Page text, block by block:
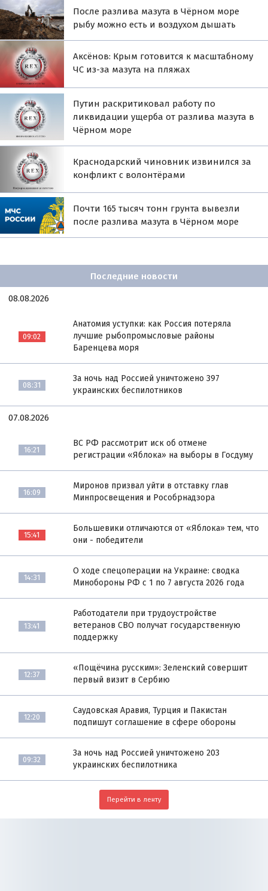
После разлива мазута в Чёрном море
рыбу можно есть и воздухом дышать
Аксёнов: Крым готовится к масштабному
ЧС из-за мазута на пляжах
Путин раскритиковал работу по
ликвидации ущерба от разлива мазута в
Чёрном море
Краснодарский чиновник извинился за
конфликт с волонтёрами
Почти 165 тысяч тонн грунта вывезли
после разлива мазута в Чёрном море
Последние новости
08.08.2026
09:02
Анатомия уступки: как Россия потеряла
лучшие рыбопромысловые районы
Баренцева моря
08:31
За ночь над Россией уничтожено 397
украинских беспилотников
07.08.2026
16:21
ВС РФ рассмотрит иск об отмене
регистрации «Яблока» на выборы в Госдуму
16:09
Миронов призвал уйти в отставку глав
Минпросвещения и Рособрнадзора
15:41
Большевики отличаются от «Яблока» тем, что
они - победители
14:31
О ходе спецоперации на Украине: сводка
Минобороны РФ с 1 по 7 августа 2026 года
13:41
Работодатели при трудоустройстве
ветеранов СВО получат государственную
поддержку
12:37
«Пощёчина русским»: Зеленский совершит
первый визит в Сербию
12:20
Саудовская Аравия, Турция и Пакистан
подпишут соглашение в сфере обороны
09:32
За ночь над Россией уничтожено 203
украинских беспилотника
Перейти в ленту